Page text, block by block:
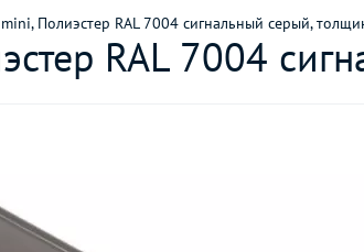
Полиэстер RAL 7004 сигнальный серый,
RAL 7004